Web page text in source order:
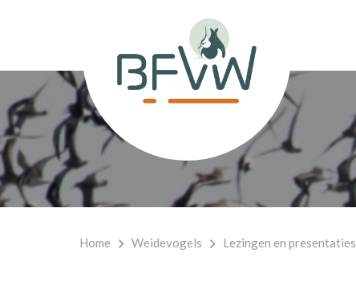
Home Weidevogels Lezingen en presentaties